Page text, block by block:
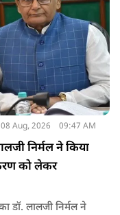
08 Aug, 2026 09:47 AM
निर्मल ने किया
को लेकर
डॉ. लालजी निर्मल ने